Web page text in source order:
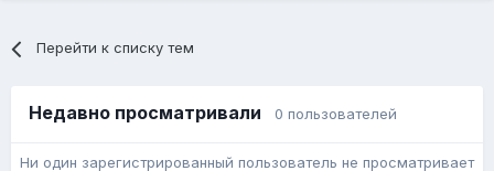
Перейти к списку тем
Недавно просматривали 0 пользователей
Ни один зарегистрированный пользователь не просматривает